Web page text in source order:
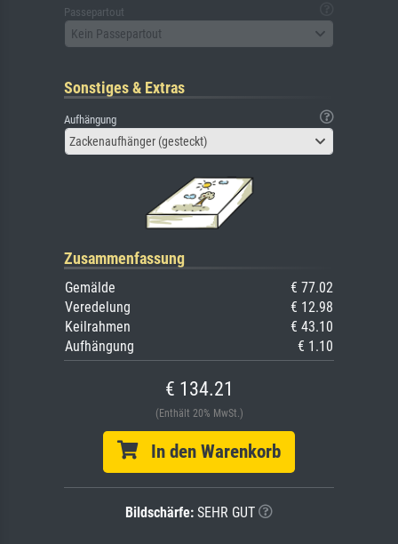
Passepartout
Kein Passepartout
Sonstiges & Extras
Aufhängung
Zackenaufhänger (gesteckt)
Zusammenfassung
Gemälde
€ 77.02
Veredelung
€ 12.98
Keilrahmen
€ 43.10
Aufhängung
€ 1.10
€ 134.21
(Enthält 20% MwSt.)
In den Warenkorb
Bildschärfe: SEHR GUT